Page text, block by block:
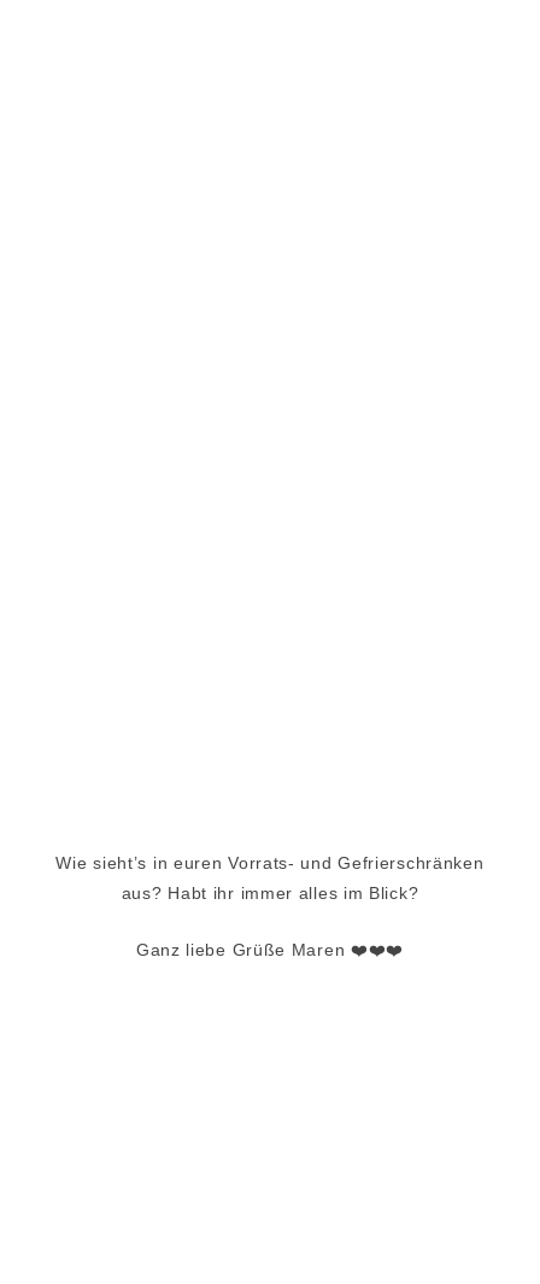
Wie sieht’s in euren Vorrats- und Gefrierschränken
aus? Habt ihr immer alles im Blick?
Ganz liebe Grüße Maren ❤️❤️❤️